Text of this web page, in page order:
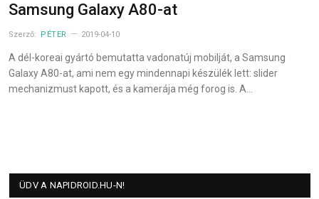
Samsung Galaxy A80-at
Szerző: PÉTER 2019-04-10
A dél-koreai gyártó bemutatta vadonatúj mobilját, a Samsung
Galaxy A80-at, ami nem egy mindennapi készülék lett: slider
mechanizmust kapott, és a kamerája még forog is. A…
ÜDV A NAPIDROID.HU-N!